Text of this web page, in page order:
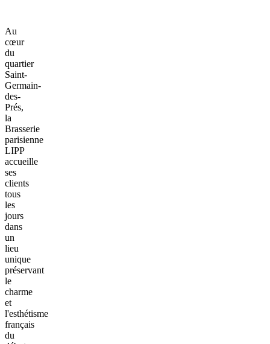
Au
cœur
du
quartier
Saint-
Germain-
des-
Prés,
la
Brasserie
parisienne
LIPP
accueille
ses
clients
tous
les
jours
dans
un
lieu
unique
préservant
le
charme
et
l'esthétisme
français
du